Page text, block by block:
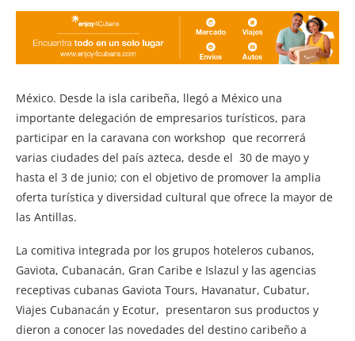
México. Desde la isla caribeña, llegó a México una
importante delegación de empresarios turísticos, para
participar en la caravana con workshop que recorrerá
varias ciudades del país azteca, desde el 30 de mayo y
hasta el 3 de junio; con el objetivo de promover la amplia
oferta turística y diversidad cultural que ofrece la mayor de
las Antillas.
La comitiva integrada por los grupos hoteleros cubanos,
Gaviota, Cubanacán, Gran Caribe e Islazul y las agencias
receptivas cubanas Gaviota Tours, Havanatur, Cubatur,
Viajes Cubanacán y Ecotur, presentaron sus productos y
dieron a conocer las novedades del destino caribeño a